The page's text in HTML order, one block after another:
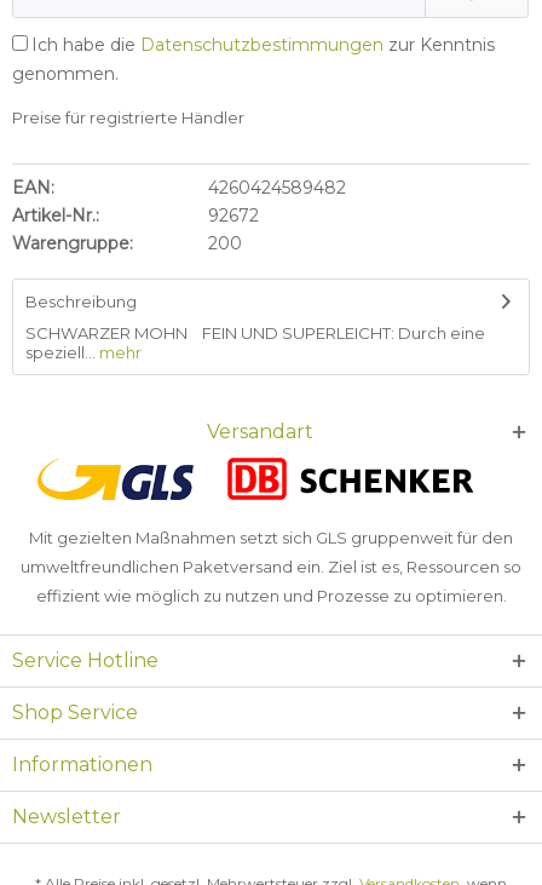
Ich habe die Datenschutzbestimmungen zur Kenntnis
genommen.
Preise für registrierte Händler
EAN:
4260424589482
Artikel-Nr.:
92672
Warengruppe:
200
Beschreibung
SCHWARZER MOHN FEIN UND SUPERLEICHT: Durch eine
speziell...
mehr
Versandart
Mit gezielten Maßnahmen setzt sich GLS gruppenweit für den
umweltfreundlichen Paketversand ein. Ziel ist es, Ressourcen so
effizient wie möglich zu nutzen und Prozesse zu optimieren.
Service Hotline
Shop Service
Informationen
Newsletter